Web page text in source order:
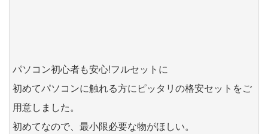
パソコン初心者も安心!フルセットに
初めてパソコンに触れる方にピッタリの格安セットをご
用意しました。
初めてなので、最小限必要な物がほしい。